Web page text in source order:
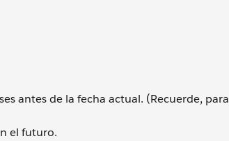
antes de la fecha actual. (Recuerde, para
el futuro.